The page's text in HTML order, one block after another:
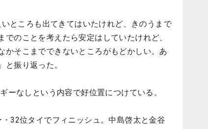
ところも出てきてはいたけれど、きのうまで
のことを考えたら安定はしていたけれど、
かそこまでできないところがもどかしい。あ
振り返った。
ーなしという内容で好位置につけている。
32位タイでフィニッシュ。中島啓太と金谷